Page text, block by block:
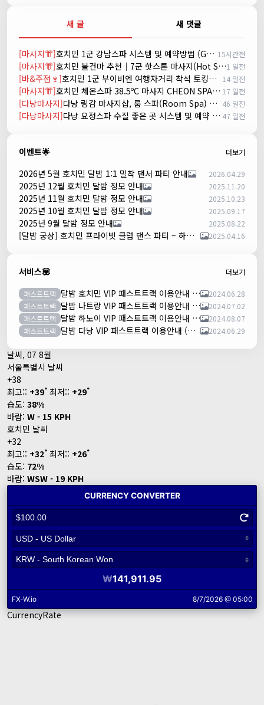
새 글 새 댓글
[마사지👘] 호치민 1군 강남스파 시스템 및 예약방법 (GANGNAM SPA) 15시간전
[마사지👘] 호치민 불건마 추천｜7군 핫스톤 마사지(Hot Stone massage)1 일전
[바&주점🍷] 호치민 1군 부이비엔 여행자거리 착석 토킹바 놀이터 (NORITER LOUNGE) 14 일전
[마사지👘] 호치민 체온스파 38.5ºC 마사지 CHEON SPA Massage 17 일전
[다낭마사지] 다낭 링감 마사지샵, 룸 스파(Room Spa) 예약 46 일전
[다낭마사지] 다낭 요정스파 수질 좋은 곳 시스템 및 예약 방법 47 일전
이벤트🌟 더보기
2026년 5월 호치민 달밤 1:1 밀착 댄서 파티 안내 2026.04.29
2025년 12월 호치민 달밤 정모 안내 2025.11.20
2025년 11월 호치민 달밤 정모 안내 2025.10.23
2025년 10월 호치민 달밤 정모 안내 2025.09.17
2025년 9월 달밤 정모 안내 2025.08.22
[달밤 궁상] 호치민 프라이빗 클럽 댄스 파티 – 하루 한 팀만! 2025.04.16
서비스💟 더보기
패스트트랙 달밤 호치민 VIP 패스트트랙 이용안내 (떤션넛공항)
2024.06.28
패스트트랙
달밤 나트랑 VIP 패스트트랙 이용안내 (깜란공항)
2024.07.02
패스트트랙
달밤 하노이 VIP 패스트트랙 이용안내 (노이바이공항)
2024.08.07
패스트트랙
달밤 다낭 VIP 패스트트랙 이용안내 (다낭국제공항) 2024.06.29
날씨, 07 8월
서울특별시 날씨
+38
최고:: +39° 최저:: +29°
습도: 38%
바람: W - 15 KPH
호치민 날씨
+32
최고:: +32° 최저:: +26°
습도: 72%
바람: WSW - 19 KPH
CurrencyRate